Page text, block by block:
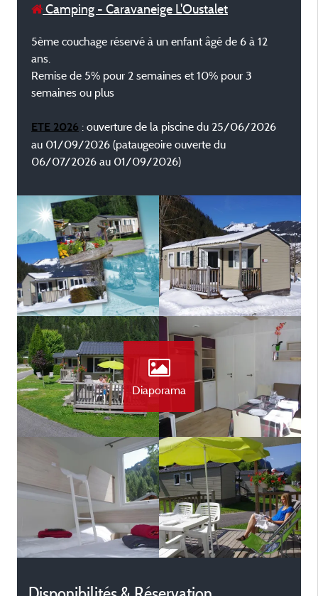
Camping - Caravaneige L'Oustalet
5ème couchage réservé à un enfant âgé de 6 à 12
ans.
Remise de 5% pour 2 semaines et 10% pour 3
semaines ou plus
ETE 2026 : ouverture de la piscine du 25/06/2026
au 01/09/2026 (pataugeoire ouverte du
06/07/2026 au 01/09/2026)
Diaporama